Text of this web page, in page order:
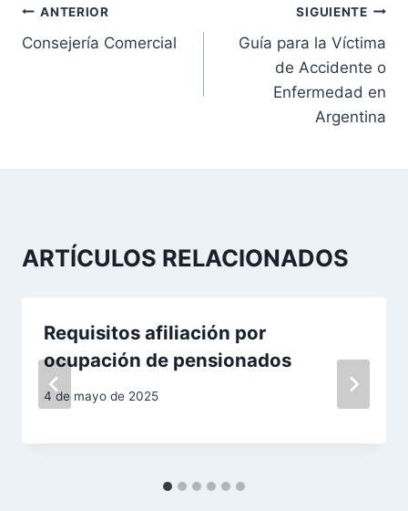
N
a
c
e
ANTERIOR
Consejería Comercial
SIGUIENTE
Guía para la Víctima
de Accidente o
Enfermedad en
Argentina
ARTÍCULOS RELACIONADOS
Requisitos afiliación por
ocupación de pensionados
4 de mayo de 2025